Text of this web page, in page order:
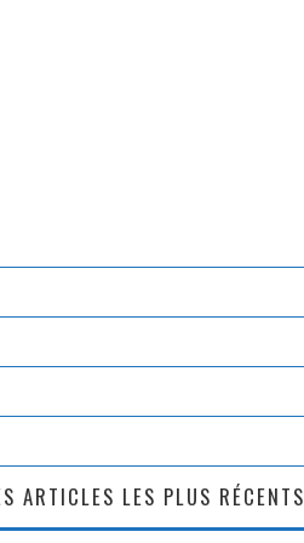
ARTICLES LES PLUS RÉCENTS